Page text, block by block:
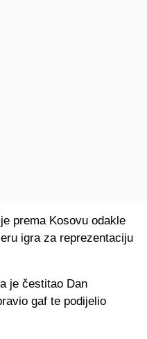
prema Kosovu odakle
igra za reprezentaciju
je čestitao Dan
gaf te podijelio